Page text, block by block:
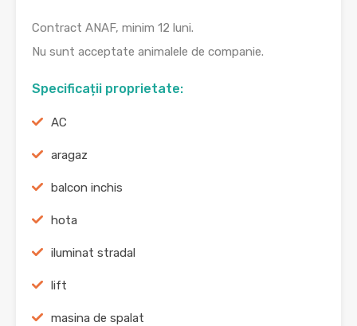
Contract ANAF, minim 12 luni.
Nu sunt acceptate animalele de companie.
Specificații proprietate:
AC
aragaz
balcon inchis
hota
iluminat stradal
lift
masina de spalat